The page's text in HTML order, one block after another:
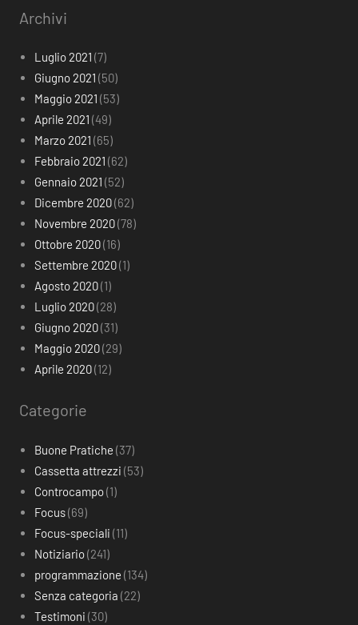
Archivi
Luglio 2021 (7)
Giugno 2021 (50)
Maggio 2021 (53)
Aprile 2021 (49)
Marzo 2021 (65)
Febbraio 2021 (62)
Gennaio 2021 (52)
Dicembre 2020(62)
Novembre 2020(78)
Ottobre 2020(16)
Settembre 2020(1)
Agosto 2020(1)
Luglio 2020(28)
Giugno 2020(31)
Maggio 2020(29)
Aprile 2020(12)
Categorie
Buone Pratiche (37)
Cassetta attrezzi (53)
Controcampo(1)
Focus(69)
Focus-speciali (11)
Notiziario(241)
programmazione (134)
Senza categoria (22)
Testimoni (30)